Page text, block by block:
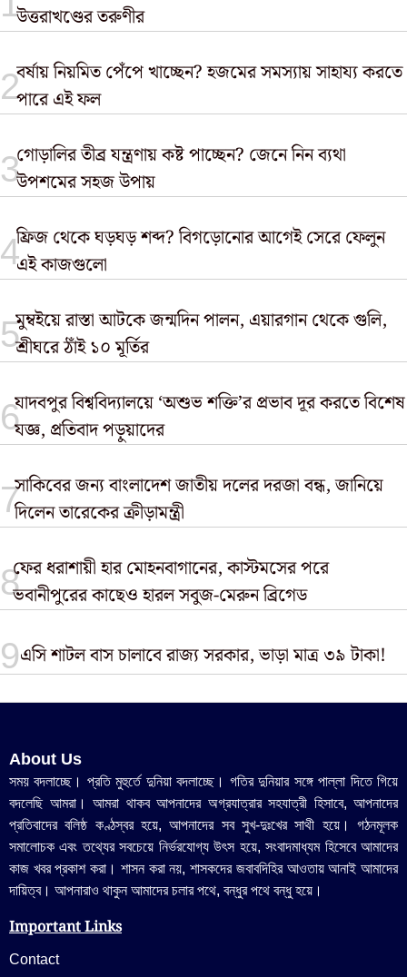
উত্তরাখণ্ডের তরুণীর
বর্ষায় নিয়মিত পেঁপে খাচ্ছেন? হজমের সমস্যায় সাহায্য করতে
পারে এই ফল
গোড়ালির তীব্র যন্ত্রণায় কষ্ট পাচ্ছেন? জেনে নিন ব্যথা
উপশমের সহজ উপায়
ফ্রিজ থেকে ঘড়ঘড় শব্দ? বিগড়োনোর আগেই সেরে ফেলুন
এই কাজগুলো
মুম্বইয়ে রাস্তা আটকে জন্মদিন পালন, এয়ারগান থেকে গুলি,
শ্রীঘরে ঠাঁই ১০ মূর্তির
যাদবপুর বিশ্ববিদ্যালয়ে ‘অশুভ শক্তি’র প্রভাব দূর করতে বিশেষ
যজ্ঞ, প্রতিবাদ পড়ুয়াদের
সাকিবের জন্য বাংলাদেশ জাতীয় দলের দরজা বন্ধ, জানিয়ে
দিলেন তারেকের ক্রীড়ামন্ত্রী
ফের ধরাশায়ী হার মোহনবাগানের, কাস্টমসের পরে
ভবানীপুরের কাছেও হারল সবুজ-মেরুন ব্রিগেড
এসি শাটল বাস চালাবে রাজ্য সরকার, ভাড়া মাত্র ৩৯ টাকা!
About Us
সময় বদলাচ্ছে। প্রতি মুহুর্তে দুনিয়া বদলাচ্ছে। গতির দুনিয়ার সঙ্গে পাল্লা দিতে গিয়ে
বদলেছি আমরা। আমরা থাকব আপনাদের অগ্রযাত্রার সহযাত্রী হিসাবে, আপনাদের
প্রতিবাদের বলিষ্ঠ কণ্ঠস্বর হয়ে, আপনাদের সব সুখ-দুঃখের সাথী হয়ে। গঠনমূলক
সমালোচক এবং তথ্যের সবচেয়ে নির্ভরযোগ্য উ‍ৎস হয়ে, সংবাদমাধ্যম হিসেবে আমাদের
কাজ খবর প্রকাশ করা। শাসন করা নয়, শাসকদের জবাবদিহির আওতায় আনাই আমাদের
দায়িত্ব। আপনারাও থাকুন আমাদের চলার পথে, বন্ধুর পথে বন্ধু হয়ে।
Important Links
Contact